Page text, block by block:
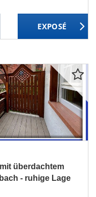
überdachtem
- ruhige Lage